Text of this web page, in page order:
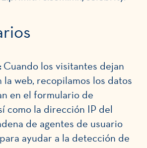
Cuando los visitantes dejan
la web, recopilamos los datos
en el formulario de
como la dirección IP del
de agentes de usuario
ayudar a la detección de